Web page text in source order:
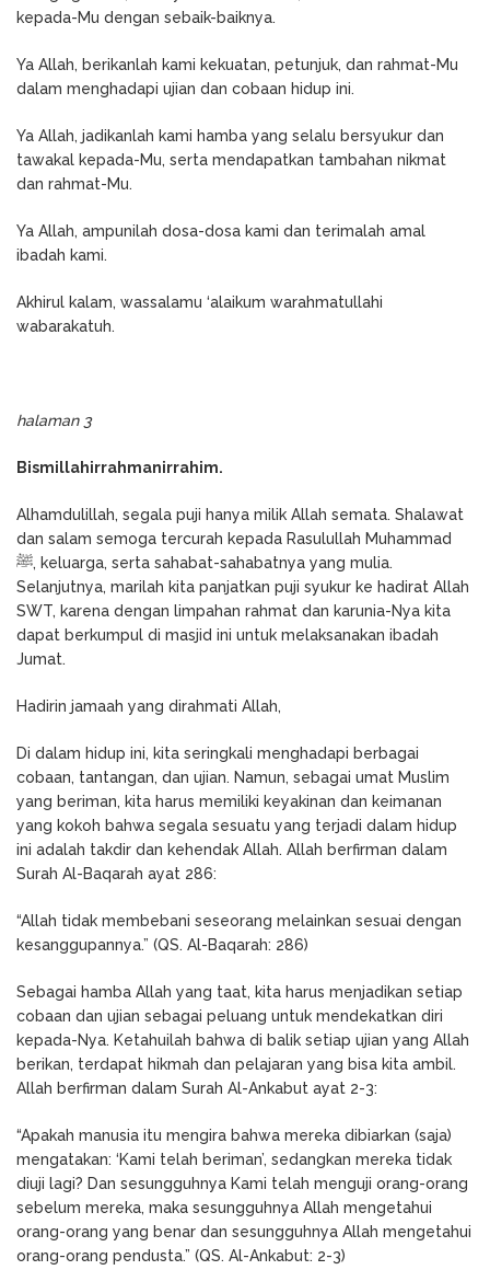
kepada-Mu dengan sebaik-baiknya.
Ya Allah, berikanlah kami kekuatan, petunjuk, dan rahmat-Mu
dalam menghadapi ujian dan cobaan hidup ini.
Ya Allah, jadikanlah kami hamba yang selalu bersyukur dan
tawakal kepada-Mu, serta mendapatkan tambahan nikmat
dan rahmat-Mu.
Ya Allah, ampunilah dosa-dosa kami dan terimalah amal
ibadah kami.
Akhirul kalam, wassalamu ‘alaikum warahmatullahi
wabarakatuh.
halaman 3
Bismillahirrahmanirrahim.
Alhamdulillah, segala puji hanya milik Allah semata. Shalawat
dan salam semoga tercurah kepada Rasulullah Muhammad
ﷺ, keluarga, serta sahabat-sahabatnya yang mulia.
Selanjutnya, marilah kita panjatkan puji syukur ke hadirat Allah
SWT, karena dengan limpahan rahmat dan karunia-Nya kita
dapat berkumpul di masjid ini untuk melaksanakan ibadah
Jumat.
Hadirin jamaah yang dirahmati Allah,
Di dalam hidup ini, kita seringkali menghadapi berbagai
cobaan, tantangan, dan ujian. Namun, sebagai umat Muslim
yang beriman, kita harus memiliki keyakinan dan keimanan
yang kokoh bahwa segala sesuatu yang terjadi dalam hidup
ini adalah takdir dan kehendak Allah. Allah berfirman dalam
Surah Al-Baqarah ayat 286:
“Allah tidak membebani seseorang melainkan sesuai dengan
kesanggupannya.” (QS. Al-Baqarah: 286)
Sebagai hamba Allah yang taat, kita harus menjadikan setiap
cobaan dan ujian sebagai peluang untuk mendekatkan diri
kepada-Nya. Ketahuilah bahwa di balik setiap ujian yang Allah
berikan, terdapat hikmah dan pelajaran yang bisa kita ambil.
Allah berfirman dalam Surah Al-Ankabut ayat 2-3:
“Apakah manusia itu mengira bahwa mereka dibiarkan (saja)
mengatakan: ‘Kami telah beriman’, sedangkan mereka tidak
diuji lagi? Dan sesungguhnya Kami telah menguji orang-orang
sebelum mereka, maka sesungguhnya Allah mengetahui
orang-orang yang benar dan sesungguhnya Allah mengetahui
orang-orang pendusta.” (QS. Al-Ankabut: 2-3)